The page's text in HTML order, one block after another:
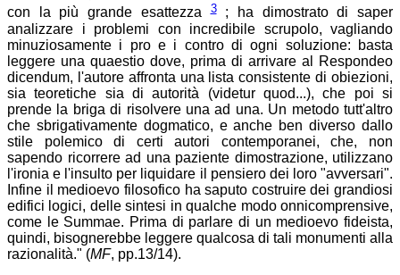
con la più grande esattezza3; ha dimostrato di saper
analizzare i problemi con incredibile scrupolo, vagliando
minuziosamente i pro e i contro di ogni soluzione: basta
leggere una quaestio dove, prima di arrivare al Respondeo
dicendum, l'autore affronta una lista consistente di obiezioni,
sia teoretiche sia di autorità (videtur quod...), che poi si
prende la briga di risolvere una ad una. Un metodo tutt'altro
che sbrigativamente dogmatico, e anche ben diverso dallo
stile polemico di certi autori contemporanei, che, non
sapendo ricorrere ad una paziente dimostrazione, utilizzano
l'ironia e l'insulto per liquidare il pensiero dei loro "avversari".
Infine il medioevo filosofico ha saputo costruire dei grandiosi
edifici logici, delle sintesi in qualche modo onnicomprensive,
come le Summae. Prima di parlare di un medioevo fideista,
quindi, bisognerebbe leggere qualcosa di tali monumenti alla
razionalità." (MF, pp.13/14).